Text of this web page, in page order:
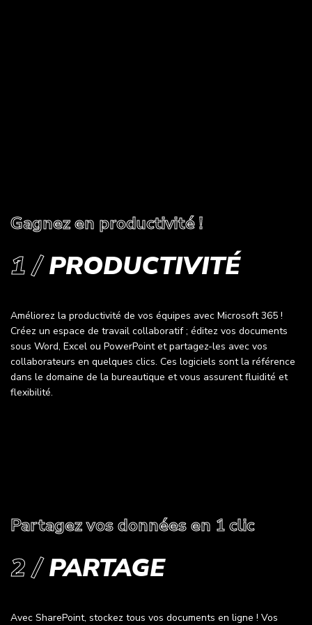
Gagnez en productivité !
1 /PRODUCTIVITÉ
Améliorez la productivité de vos équipes avec Microsoft 365 !
Créez un espace de travail collaboratif ; éditez vos documents
sous Word, Excel ou PowerPoint et partagez-les avec vos
collaborateurs en quelques clics. Ces logiciels sont la référence
dans le domaine de la bureautique et vous assurent fluidité et
flexibilité.
Partagez vos données en 1 clic
2 /PARTAGE
Avec SharePoint, stockez tous vos documents en ligne ! Vos